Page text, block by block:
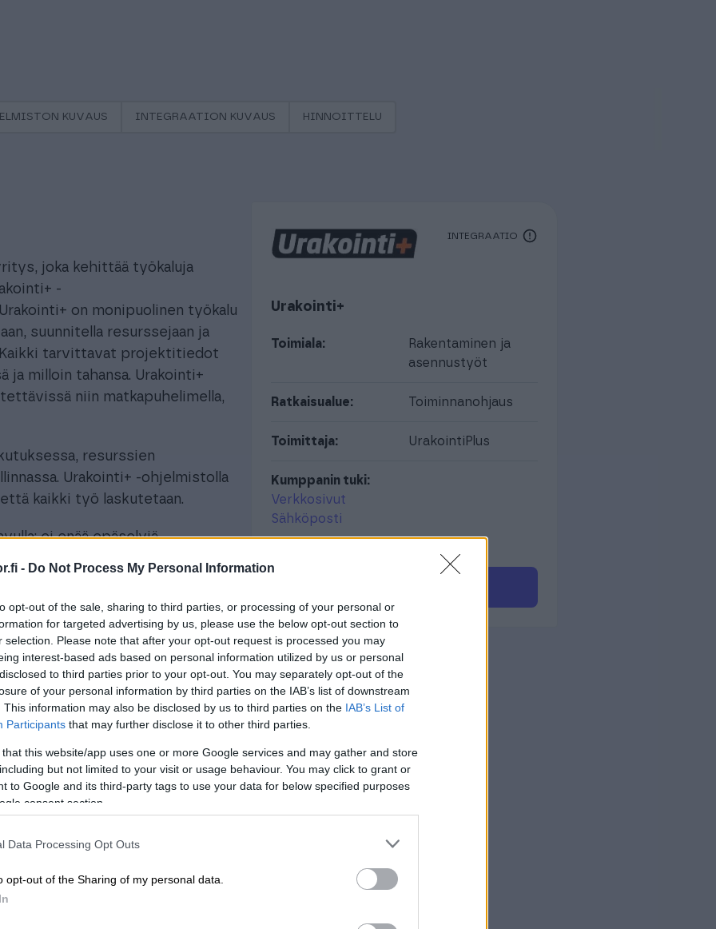
- Do Not Process My Personal Information
opt-out of the sale, sharing to third parties, or processing of your personal or
for targeted advertising by us, please use the below opt-out section to
selection. Please note that after your opt-out request is processed you may
interest-based ads based on personal information utilized by us or personal
to third parties prior to your opt-out. You may separately opt-out of the
of your personal information by third parties on the IAB’s list of downstream
This information may also be disclosed by us to third parties on the IAB’s List of
Participants that may further disclose it to other third parties.
that this website/app uses one or more Google services and may gather and store
but not limited to your visit or usage behaviour. You may click to grant or
to Google and its third-party tags to use your data for below specified purposes
consent section.
Data Processing Opt Outs
opt-out of the Sharing of my personal data.
KUVAUS INTEGRAATION KUVAUS HINNOITTELU
joka kehittää työkaluja
-
on monipuolinen työkalu
suunnitella resurssejaan ja
Kaikki tarvittavat projektitiedot
ja milloin tahansa. Urakointi+
niin matkapuhelimella,
resurssien
Urakointi+ -ohjelmistolla
kaikki työ laskutetaan.
ei enää epäselviä
tarvittavat toiminnot löytyvät
tai tabletti mukana.
ja tiedot samasta
resurssien käyttöä,
saa yleiskuvan eri
nopeasti ja helposti.
API-rajapinnan avulla.
automaattisesti Finago
laskutuksen ja reaaliaikaisen
välillä. Tiedonsiirron
syöttöä sekä minimoi inhimillisten
INTEGRAATIO
Urakointi+
Toimiala:
Rakentaminen ja
asennustyöt
Ratkaisualue: Toiminnanohjaus
Toimittaja: UrakointiPlus
Kumppanin tuki:
Verkkosivut
Sähköposti